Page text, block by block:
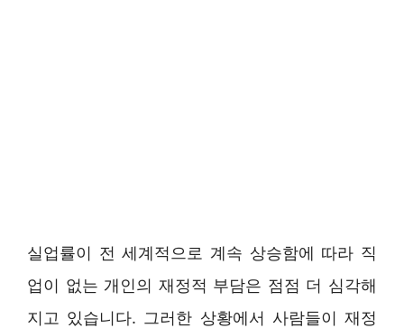
실업률이 전 세계적으로 계속 상승함에 따라 직
업이 없는 개인의 재정적 부담은 점점 더 심각해
지고 있습니다. 그러한 상황에서 사람들이 재정